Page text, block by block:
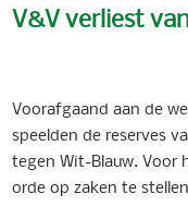
V&V verliest
Voorafgaand aan de
speelden de reserves
tegen Wit-Blauw. Voor
orde op zaken te